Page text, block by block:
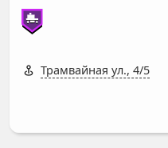
Трамвайная ул., 4/5